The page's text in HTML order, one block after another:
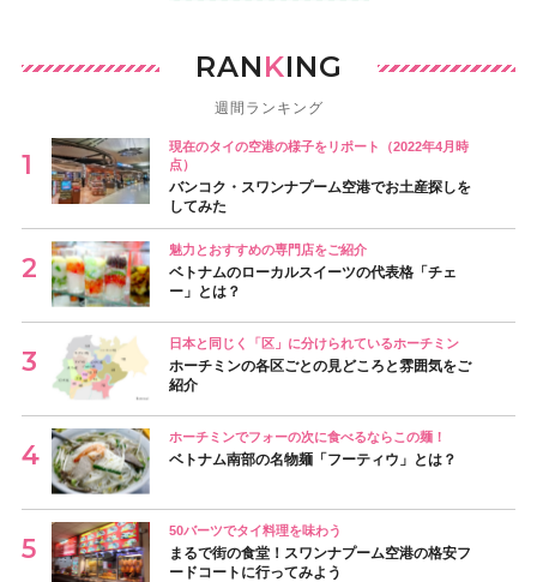
RANKING
週間ランキング
現在のタイの空港の様子をリポート（2022年4月時
点）
バンコク・スワンナプーム空港でお土産探しを
してみた
魅力とおすすめの専門店をご紹介
ベトナムのローカルスイーツの代表格「チェ
ー」とは？
日本と同じく「区」に分けられているホーチミン
ホーチミンの各区ごとの見どころと雰囲気をご
紹介
ホーチミンでフォーの次に食べるならこの麺！
ベトナム南部の名物麺「フーティウ」とは？
50バーツでタイ料理を味わう
まるで街の食堂！スワンナプーム空港の格安フ
ードコートに行ってみよう